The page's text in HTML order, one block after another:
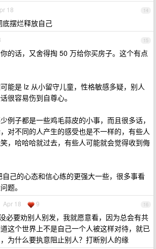
14
18
摆烂释放自己
15
的话，又舍得掏 50 万给你买房子。这个有点
能是 lz 从小留守儿童，性格敏感多疑，别人
很容易伤到自尊心。
例子都是一些鸡毛蒜皮的小事，而且很多话，
对不同的人产生的感受也是不一样的，有些人
，哈哈哈就过去，有些人可能就会觉得收到侮
己的心态和信心练的更强大一些，很多事看
题。
16
Apr 18 9
必要劝别人别发，我就愿意看，因为总会有共
这个世界上不是自己一个人被这样对待，就已
为什么要执意阻止别人？打断别人的缘